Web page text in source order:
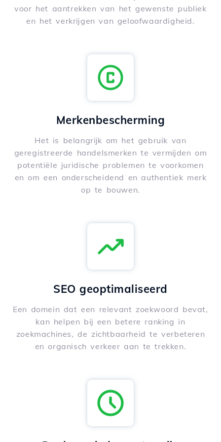
voor het aantrekken van het gewenste publiek
en het verkrijgen van geloofwaardigheid.
Merkenbescherming
Het is belangrijk om het gebruik van
geregistreerde handelsmerken te vermijden om
potentiële juridische problemen te voorkomen
en om een onderscheidend en authentiek merk
op te bouwen.
SEO geoptimaliseerd
Een domein dat een relevant zoekwoord bevat,
kan helpen bij een betere ranking in
zoekmachines, de zichtbaarheid te verbeteren
en organisch verkeer aan te trekken.